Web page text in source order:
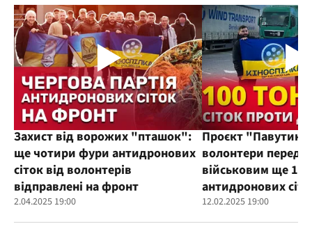
Захист від ворожих "пташок":
ще чотири фури антидронових
сіток від волонтерів
відправлені на фронт
2.04.2025 19:00
Проєкт
волонтери
військовим ще
антидронових
12.02.2025 19:00